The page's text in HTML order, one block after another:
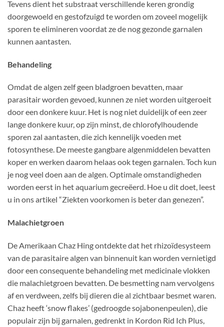
Tevens dient het substraat verschillende keren grondig
doorgewoeld en gestofzuigd te worden om zoveel mogelijk
sporen te elimineren voordat ze de nog gezonde garnalen
kunnen aantasten.
Behandeling
Omdat de algen zelf geen bladgroen bevatten, maar
parasitair worden gevoed, kunnen ze niet worden uitgeroeit
door een donkere kuur. Het is nog niet duidelijk of een zeer
lange donkere kuur, op zijn minst, de chlorofylhoudende
sporen zal aantasten, die zich kennelijk voeden met
fotosynthese. De meeste gangbare algenmiddelen bevatten
koper en werken daarom helaas ook tegen garnalen. Toch kun
je nog veel doen aan de algen. Optimale omstandigheden
worden eerst in het aquarium gecreëerd. Hoe u dit doet, leest
u in ons artikel “Ziekten voorkomen is beter dan genezen”.
Malachietgroen
De Amerikaan Chaz Hing ontdekte dat het rhizoïdesysteem
van de parasitaire algen van binnenuit kan worden vernietigd
door een consequente behandeling met medicinale vlokken
die malachietgroen bevatten. De besmetting nam vervolgens
af en verdween, zelfs bij dieren die al zichtbaar besmet waren.
Chaz heeft ‘snow flakes’ (gedroogde sojabonenpeulen), die
populair zijn bij garnalen, gedrenkt in Kordon Rid Ich Plus,